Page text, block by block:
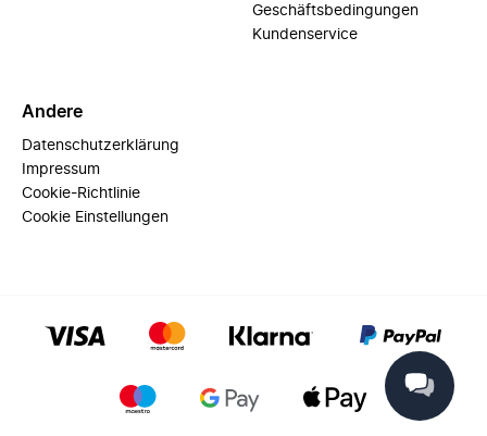
Geschäftsbedingungen
Kundenservice
Andere
Datenschutzerklärung
Impressum
Cookie-Richtlinie
Cookie Einstellungen